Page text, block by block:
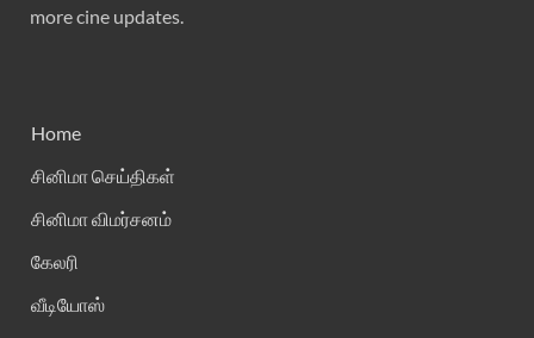
more cine updates.
Home
சினிமா செய்திகள்
சினிமா விமர்சனம்
கேலரி
வீடியோஸ்